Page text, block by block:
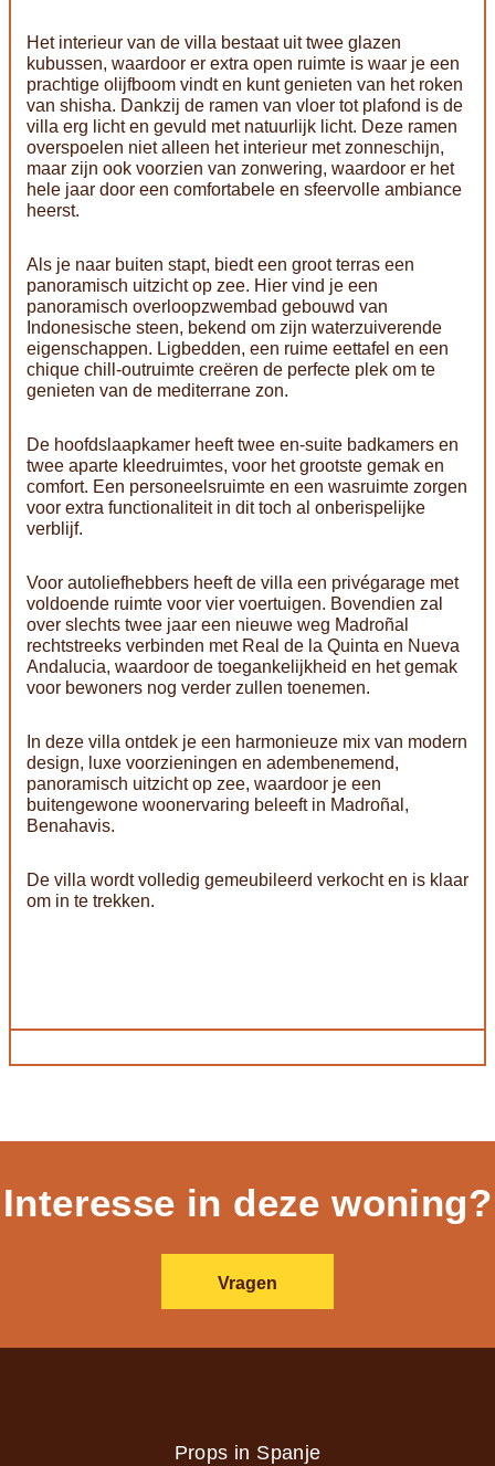
Het interieur van de villa bestaat uit twee glazen
kubussen, waardoor er extra open ruimte is waar je een
prachtige olijfboom vindt en kunt genieten van het roken
van shisha. Dankzij de ramen van vloer tot plafond is de
villa erg licht en gevuld met natuurlijk licht. Deze ramen
overspoelen niet alleen het interieur met zonneschijn,
maar zijn ook voorzien van zonwering, waardoor er het
hele jaar door een comfortabele en sfeervolle ambiance
heerst.
Als je naar buiten stapt, biedt een groot terras een
panoramisch uitzicht op zee. Hier vind je een
panoramisch overloopzwembad gebouwd van
Indonesische steen, bekend om zijn waterzuiverende
eigenschappen. Ligbedden, een ruime eettafel en een
chique chill-outruimte creëren de perfecte plek om te
genieten van de mediterrane zon.
De hoofdslaapkamer heeft twee en-suite badkamers en
twee aparte kleedruimtes, voor het grootste gemak en
comfort. Een personeelsruimte en een wasruimte zorgen
voor extra functionaliteit in dit toch al onberispelijke
verblijf.
Voor autoliefhebbers heeft de villa een privégarage met
voldoende ruimte voor vier voertuigen. Bovendien zal
over slechts twee jaar een nieuwe weg Madroñal
rechtstreeks verbinden met Real de la Quinta en Nueva
Andalucia, waardoor de toegankelijkheid en het gemak
voor bewoners nog verder zullen toenemen.
In deze villa ontdek je een harmonieuze mix van modern
design, luxe voorzieningen en adembenemend,
panoramisch uitzicht op zee, waardoor je een
buitengewone woonervaring beleeft in Madroñal,
Benahavis.
De villa wordt volledig gemeubileerd verkocht en is klaar
om in te trekken.
Interesse in deze woning?
Vragen
Props in Spanje